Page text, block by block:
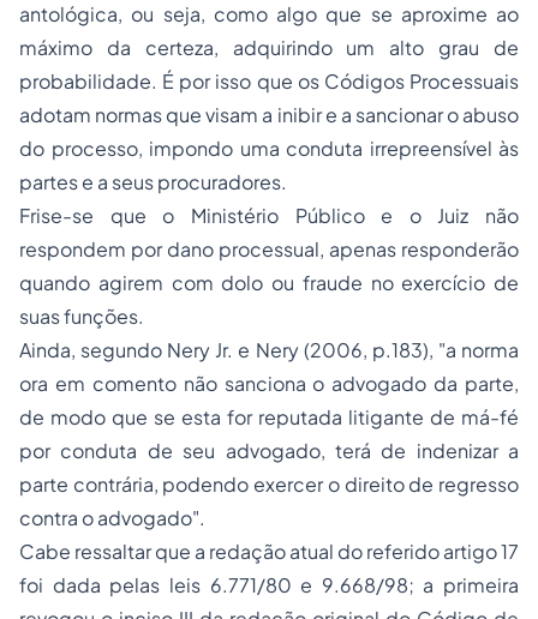
antológica, ou seja, como algo que se aproxime ao
máximo da certeza, adquirindo um alto grau de
probabilidade. É por isso que os Códigos Processuais
adotam normas que visam a inibir e a sancionar o abuso
do processo, impondo uma conduta irrepreensível às
partes e a seus procuradores.
Frise-se que o Ministério Público e o Juiz não
respondem por dano processual, apenas responderão
quando agirem com dolo ou fraude no exercício de
suas funções.
Ainda, segundo Nery Jr. e Nery (2006, p.183), "a norma
ora em comento não sanciona o advogado da parte,
de modo que se esta for reputada litigante de má-fé
por conduta de seu advogado, terá de indenizar a
parte contrária, podendo exercer o direito de regresso
contra o advogado".
Cabe ressaltar que a redação atual do referido artigo 17
foi dada pelas leis 6.771/80 e 9.668/98; a primeira